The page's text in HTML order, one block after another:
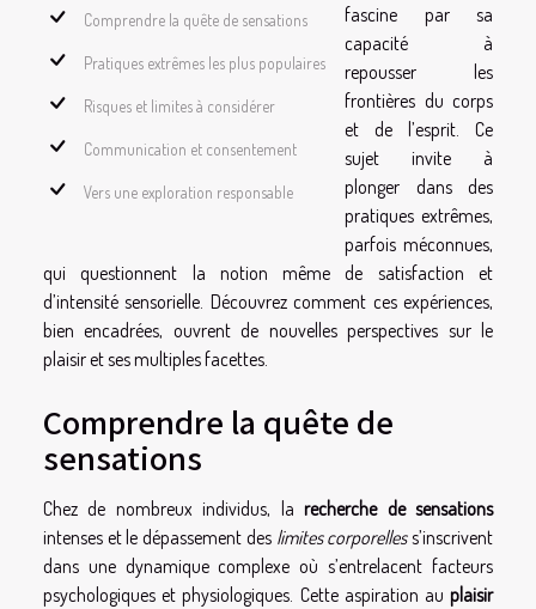
Comprendre la quête de sensations
Pratiques extrêmes les plus populaires
Risques et limites à considérer
Communication et consentement
Vers une exploration responsable
fascine par sa
capacité à
repousser les
frontières du corps
et de l’esprit. Ce
sujet invite à
plonger dans des
pratiques extrêmes,
parfois méconnues,
qui questionnent la notion même de satisfaction et
d’intensité sensorielle. Découvrez comment ces expériences,
bien encadrées, ouvrent de nouvelles perspectives sur le
plaisir et ses multiples facettes.
Comprendre la quête de
sensations
Chez de nombreux individus, larecherche de sensations
intenses et le dépassement des limites corporelless’inscrivent
dans une dynamique complexe où s’entrelacent facteurs
psychologiques et physiologiques. Cette aspiration au plaisir